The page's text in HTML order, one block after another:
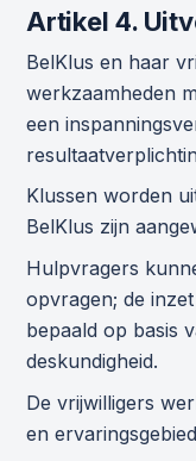
Artikel 4.
BelKlus en haar
werkzaamheden
een
Klussen worden
BelKlus zijn
Hulpvragers
opvragen; de
bepaald op basis
deskundigheid.
De vrijwilligers
en